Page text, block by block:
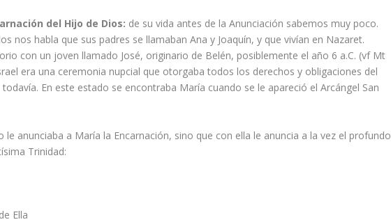
del Hijo de Dios: de su vida antes de la Anunciación sabemos muy poco.
nos habla que sus padres se llamaban Ana y Joaquín, y que vivían en Nazaret.
con un joven llamado José, originario de Belén, posiblemente el año 6 a.C. (vf Mt
era una ceremonia nupcial que otorgaba todos los derechos y obligaciones del
En este estado se encontraba María cuando se le apareció el Arcángel San
le anunciaba a María la Encarnación, sino que con ella le anuncia a la vez el profundo
Trinidad:
Ella